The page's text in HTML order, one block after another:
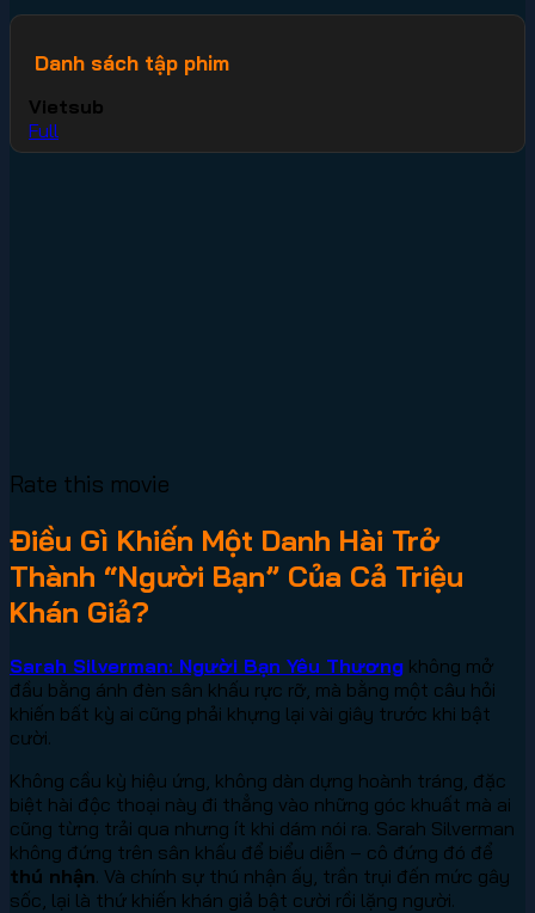
Danh sách tập phim
Vietsub
Full
Rate this movie
Điều Gì Khiến Một Danh Hài Trở
Thành “Người Bạn” Của Cả Triệu
Khán Giả?
Sarah Silverman: Người Bạn Yêu Thương không mở
đầu bằng ánh đèn sân khấu rực rỡ, mà bằng một câu hỏi
khiến bất kỳ ai cũng phải khựng lại vài giây trước khi bật
cười.
Không cầu kỳ hiệu ứng, không dàn dựng hoành tráng, đặc
biệt hài độc thoại này đi thẳng vào những góc khuất mà ai
cũng từng trải qua nhưng ít khi dám nói ra. Sarah Silverman
không đứng trên sân khấu để biểu diễn – cô đứng đó để
thú nhận. Và chính sự thú nhận ấy, trần trụi đến mức gây
sốc, lại là thứ khiến khán giả bật cười rồi lặng người.